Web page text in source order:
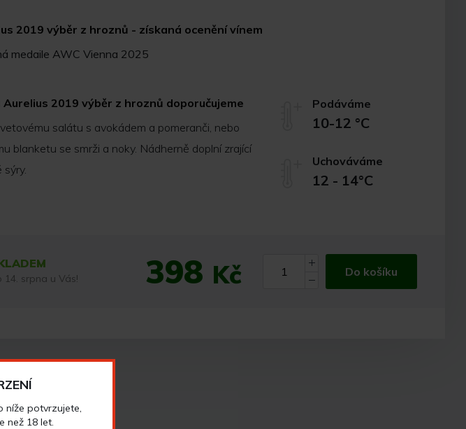
2019 výběr z hroznů - získaná ocenění vínem
medaile AWC Vienna 2025
Aurelius 2019 výběr z hroznů doporučujeme
salátu s avokádem a pomeranči, nebo
blanketu se smrži a noky. Nádherně doplní zrající
sýry.
Podáváme
10-12 °C
Uchováváme
12 - 14°C
14. srpna u Vás! Do košíku
398 Kč
vína
níže potvrzujete,
než 18 let.